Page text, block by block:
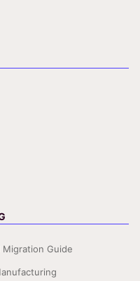
Migration Guide